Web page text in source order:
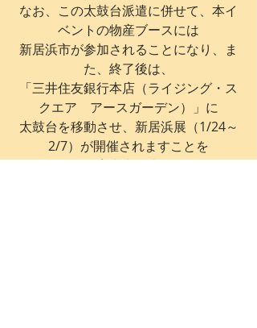
なお、この太鼓台派遣に併せて、本イ
ベントの物産ブースには
新居浜市が参加されることになり、ま
た、終了後は、
「三井住友銀行本店（ライジング・ス
クエア　アースガーデン）」に
太鼓台を移動させ、新居浜展（1/24～
2/7）が開催されますことを
併せてご案内申し上げます。